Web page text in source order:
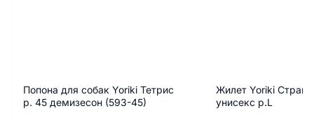
Попона для собак Yoriki Тетрис
р. 45 демизесон (593-45)
Жилет Yoriki
унисекс р.L